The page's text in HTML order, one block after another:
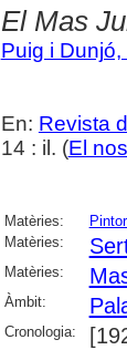
El Mas
Puig i Dunjó,
En: Revista
14 : il. (El
Matèries:
Matèries:
Matèries:
Àmbit:
Cronologia: